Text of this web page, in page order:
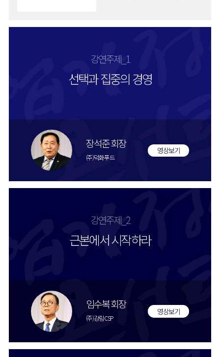
강연주제_1
선택과 집중의 경영
장석준 회장
(주)덕화푸드
영상보기
강연주제_2
근본에서 시작하라
임수복 회장
(주)강림CSP
영상보기